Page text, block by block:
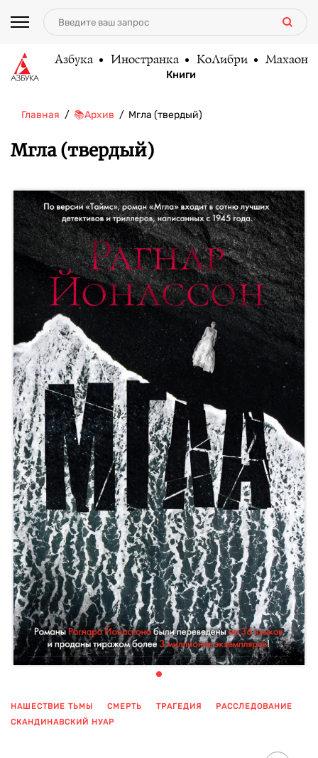
Азбука Иностранка КоЛибри Махаон
Книги
Главная 📚Архив Мгла (твердый)
Мгла (твердый)
НАШЕСТВИЕ ТЬМЫ СМЕРТЬ ТРАГЕДИЯ
РАССЛЕДОВАНИЕ
СКАНДИНАВСКИЙ НУАР